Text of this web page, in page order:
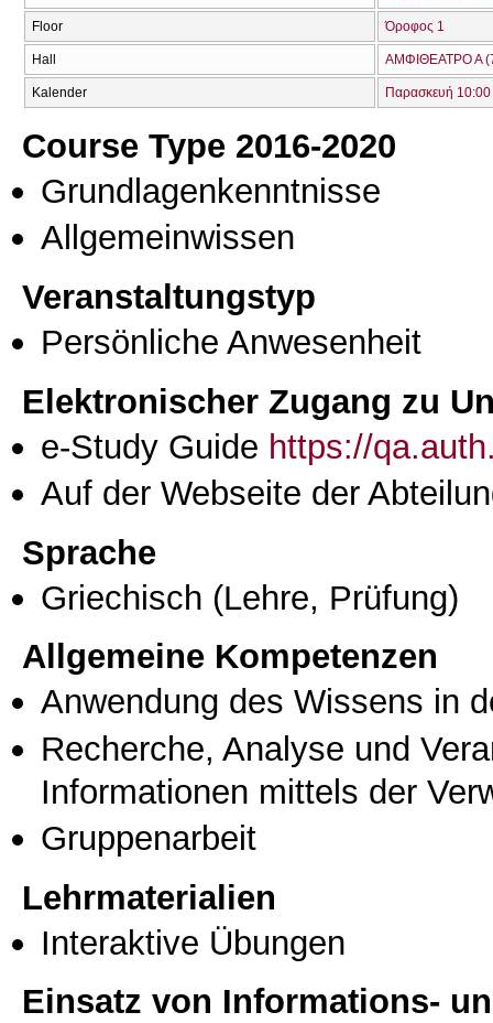
Floor Όροφος 1
Hall ΑΜΦΙΘΕΑΤΡΟ Α
Kalender Παρασκευή
Course Type 2016-2020
Grundlagenkenntnisse
Allgemeinwissen
Veranstaltungstyp
Persönliche Anwesenheit
Elektronischer Zugang zu
e-Study Guide https://
Auf der Webseite der
Sprache
Griechisch (Lehre, Prüfung)
Allgemeine Kompetenzen
Anwendung des Wissens in
Recherche, Analyse und
Informationen mittels der
Gruppenarbeit
Lehrmaterialien
Interaktive Übungen
Einsatz von Informations-